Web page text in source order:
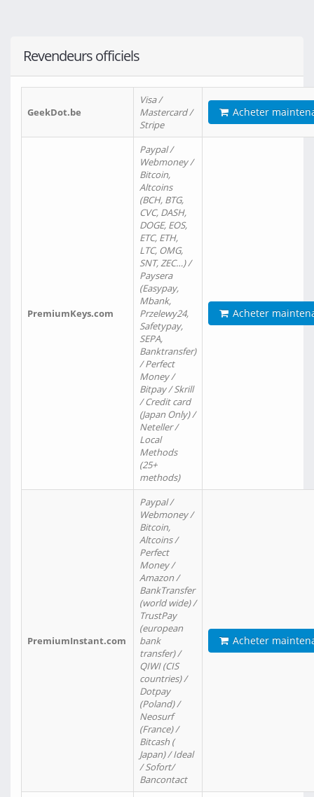
Revendeurs officiels
GeekDot.be
Visa /
Mastercard /
Stripe
Acheter
PremiumKeys.com
Paypal /
Webmoney /
Bitcoin,
Altcoins
(BCH, BTG,
CVC, DASH,
DOGE, EOS,
ETC, ETH,
LTC, OMG,
SNT, ZEC…) /
Paysera
(Easypay,
Mbank,
Przelewy24,
Safetypay,
SEPA,
Banktransfer)
/ Perfect
Money /
Bitpay / Skrill
/ Credit card
(Japan Only) /
Neteller /
Local
Methods
(25+
methods)
Acheter
PremiumInstant.com
Paypal /
Webmoney /
Bitcoin,
Altcoins /
Perfect
Money /
Amazon /
BankTransfer
(world wide) /
TrustPay
(european
bank
transfer) /
QIWI (CIS
countries) /
Dotpay
(Poland) /
Neosurf
(France) /
Bitcash (
Japan) / Ideal
/ Sofort/
Bancontact
Acheter